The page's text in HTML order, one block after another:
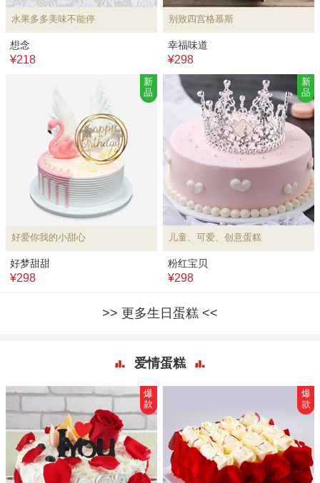
水果多多美味不能停
想念
¥218
别致四宫格慕斯
幸福味道
¥298
好爱你我的小甜心
新
品
好梦甜甜
¥298
儿童、可爱、创意蛋糕
新
品
粉红宝贝
¥298
更多生日蛋糕
爱情蛋糕
爆
款
爆
款